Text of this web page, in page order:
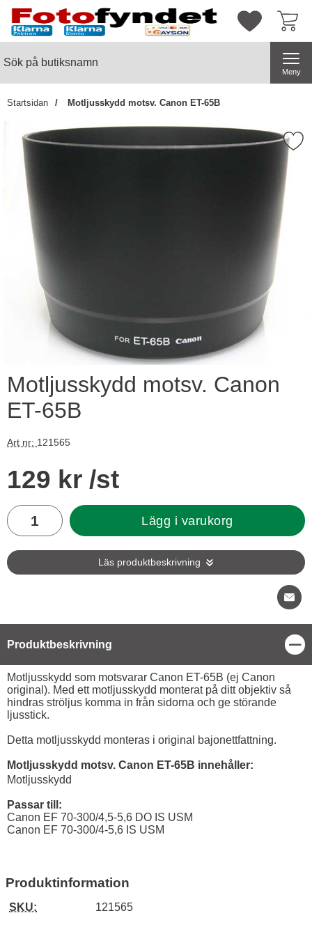
Startsidan för butiksnamn
Mina
Meny
Startsidan Motljusskydd motsv. Canon ET-65B
Markera motljusskydd motsv.
Motljusskydd motsv. Canon
ET-65B
Art nr: 121565
pris
129 kr /st
antal
Lägg i varukorg
Läs produktbeskrivning
Produktbeskrivning
Produktbeskrivning
Motljusskydd som motsvarar Canon ET-65B (ej Canon
original). Med ett motljusskydd monterat på ditt objektiv så
hindras ströljus komma in från sidorna och ge störande
ljusstick.
Detta motljusskydd monteras i original bajonettfattning.
Motljusskydd motsv. Canon ET-65B innehåller:
Motljusskydd
Passar till:
Canon EF 70-300/4,5-5,6 DO IS USM
Canon EF 70-300/4-5,6 IS USM
Produktinformation
SKU: 121565